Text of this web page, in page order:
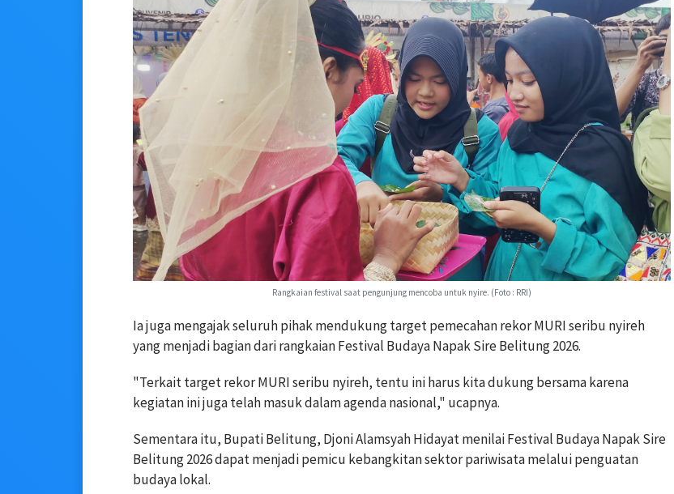
Rangkaian festival saat pengunjung mencoba untuk nyire. (Foto : RRI)
Ia juga mengajak seluruh pihak mendukung target pemecahan rekor MURI seribu nyireh
yang menjadi bagian dari rangkaian Festival Budaya Napak Sire Belitung 2026.
"Terkait target rekor MURI seribu nyireh, tentu ini harus kita dukung bersama karena
kegiatan ini juga telah masuk dalam agenda nasional," ucapnya.
Sementara itu, Bupati Belitung, Djoni Alamsyah Hidayat menilai Festival Budaya Napak Sire
Belitung 2026 dapat menjadi pemicu kebangkitan sektor pariwisata melalui penguatan
budaya lokal.